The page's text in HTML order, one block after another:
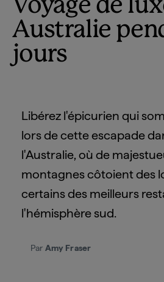
Voyage de
Australie
jours
Libérez l'épicurien qui
lors de cette escapade
l'Australie, où de
montagnes côtoient des
certains des meilleurs
l'hémisphère sud.
Par Amy Fraser